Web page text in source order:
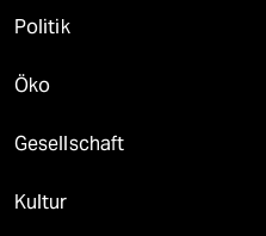
Politik
Öko
Gesellschaft
Kultur